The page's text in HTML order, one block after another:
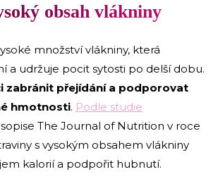
obsah vlákniny
množství vlákniny, která
a udržuje pocit sytosti po delší dobu.
zabránit přejídání a podporovat
hmotnosti. Podle studie
The Journal of Nutrition v roce
s vysokým obsahem vlákniny
kalorií a podpořit hubnutí.